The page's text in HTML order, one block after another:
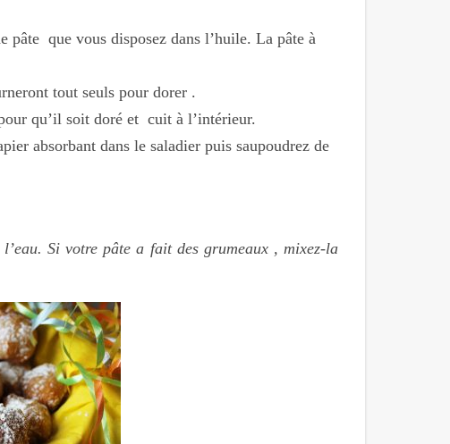
pâte que vous disposez dans l’huile. La pâte à
tout seuls pour dorer .
qu’il soit doré et cuit à l’intérieur.
absorbant dans le saladier puis saupoudrez de
Si votre pâte a fait des grumeaux , mixez-la